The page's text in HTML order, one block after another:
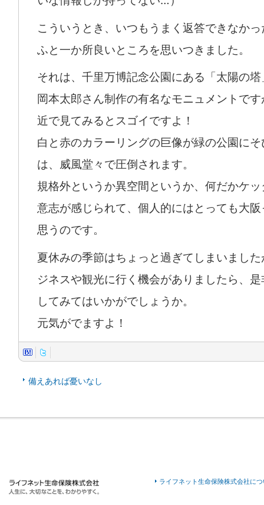
こういうとき、いつもうまく返答できなか
ふと一か所良いところを思いつきました。
それは、千里万博記念公園にある「太陽の
岡本太郎さん制作の有名なモニュメントで
近で見てみるとスゴイですよ！
白と赤のカラーリングの巨像が緑の公園に
は、威風堂々で圧倒されます。
規格外というか異空間というか、何だかケ
意志が感じられて、個人的にはとっても大
思うのです。
夏休みの季節はちょっと過ぎてしまいまし
ジネスや観光に行く機会がありましたら、
してみてはいかがでしょうか。
元気がでますよ！
備えあれば憂いなし
ライフネット生命保険株式会社に